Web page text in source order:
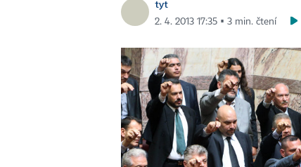
tyt
2. 4. 2013 17:35 ▪ 3 min. čtení